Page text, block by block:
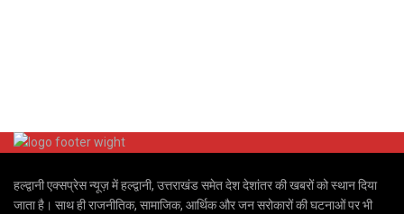
हल्द्वानी एक्सप्रेस न्यूज़ में हल्द्वानी, उत्तराखंड समेत देश देशांतर की खबरों को स्थान दिया
जाता है। साथ ही राजनीतिक, सामाजिक, आर्थिक और जन सरोकारों की घटनाओं पर भी